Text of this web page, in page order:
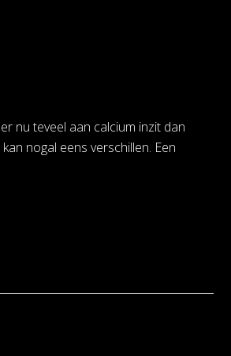
nu teveel aan calcium inzit dan
nogal eens verschillen. Een